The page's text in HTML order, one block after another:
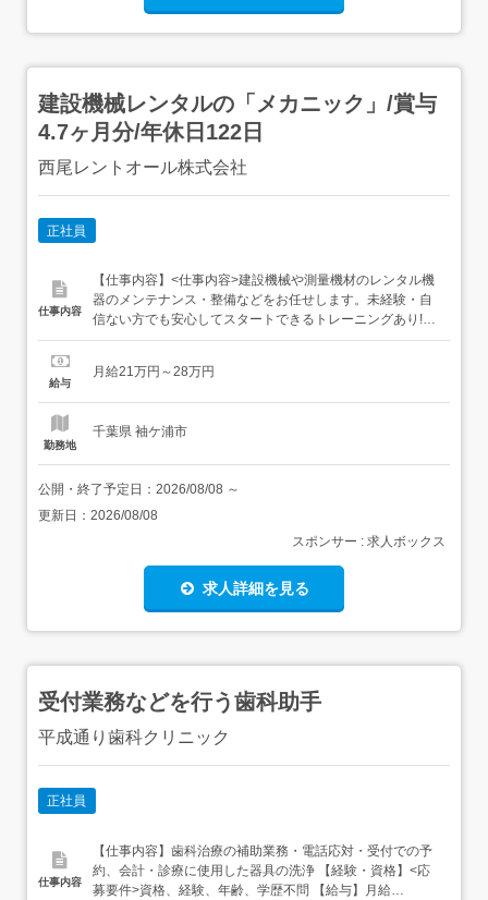
建設機械レンタルの「メカニック」/賞与
4.7ヶ月分/年休日122日
西尾レントオール株式会社
正社員
仕事内容
【仕事内容】<仕事内容>建設機械や測量機材のレンタル機
器のメンテナンス・整備などをお任せします。未経験・自
信ない方でも安心してスタートできるトレーニングあり!ブ
ルドーザ、高所作業車など建設に使用される機材。当社は
表する建造物が、事故や怪我なく安全に終わるように。皆
給与
月給21万円～28万円
勤務地
千葉県 袖ケ浦市
公開・終了予定日： 2026/08/08 ～
更新日： 2026/08/08
スポンサー : 求人ボックス
求人詳細を見る
受付業務などを行う歯科助手
平成通り歯科クリニック
正社員
仕事内容
【仕事内容】歯科治療の補助業務・電話応対・受付での予
約、会計・診療に使用した器具の洗浄 【経験・資格】<応
募要件>資格、経験、年齢、学歴不問 【給与】月給